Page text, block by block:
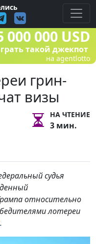
000 000 USD
такой джекпот
на agentlotto
грин-
визы
НА ЧТЕНИЕ
3 мин.
судья
относительно
лотереи
.